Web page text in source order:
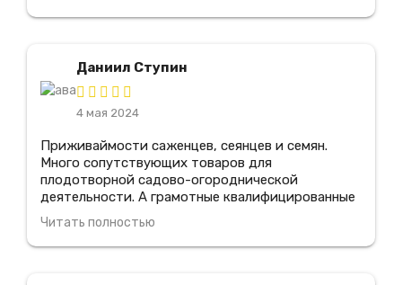
прекрасное качество продукции и отличные
вернусь сюда снова и рекомендую его всем
любителям садоводства.
Даниил Ступин
4 мая 2024
Приживаймости саженцев, сеянцев и семян.
Много сопутствующих товаров для
плодотворной садово-огороднической
деятельности. А грамотные квалифицированные
специалисты всегда подскажут что именно
подходит для моего сада. Отдельное спасибо.
Несколько вариантов видов доставки. В
Читать полностью